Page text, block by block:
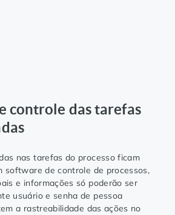
controle das tarefas
nas tarefas do processo ficam
software de controle de processos,
e informações só poderão ser
usuário e senha de pessoa
a rastreabilidade das ações no